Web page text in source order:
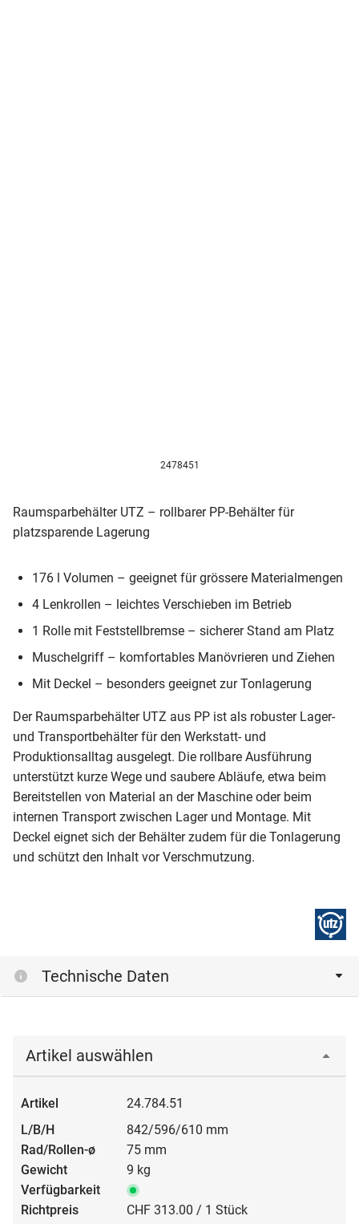
2478451
Raumsparbehälter UTZ – rollbarer PP-Behälter für
platzsparende Lagerung
176 l Volumen – geeignet für grössere Materialmengen
4 Lenkrollen – leichtes Verschieben im Betrieb
1 Rolle mit Feststellbremse – sicherer Stand am Platz
Muschelgriff – komfortables Manövrieren und Ziehen
Mit Deckel – besonders geeignet zur Tonlagerung
Der Raumsparbehälter UTZ aus PP ist als robuster Lager-
und Transportbehälter für den Werkstatt- und
Produktionsalltag ausgelegt. Die rollbare Ausführung
unterstützt kurze Wege und saubere Abläufe, etwa beim
Bereitstellen von Material an der Maschine oder beim
internen Transport zwischen Lager und Montage. Mit
Deckel eignet sich der Behälter zudem für die Tonlagerung
und schützt den Inhalt vor Verschmutzung.
Technische Daten
Artikel auswählen
24.784.51
842/596/610 mm
75 mm
9 kg
CHF 313.00 / 1 Stück